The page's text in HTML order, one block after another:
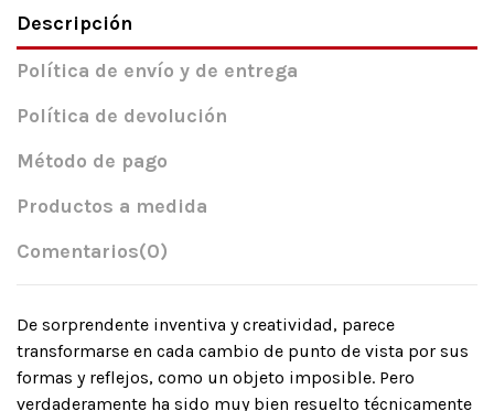
Descripción
Política de envío y de entrega
Política de devolución
Método de pago
Productos a medida
Comentarios(0)
De sorprendente inventiva y creatividad, parece
transformarse en cada cambio de punto de vista por sus
formas y reflejos, como un objeto imposible. Pero
verdaderamente ha sido muy bien resuelto técnicamente